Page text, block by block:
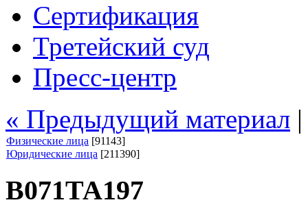
Сертификация
Третейский суд
Пресс-центр
« Предыдущий материал
Физические лица [91143]
Юридические лица [211390]
В071ТА197